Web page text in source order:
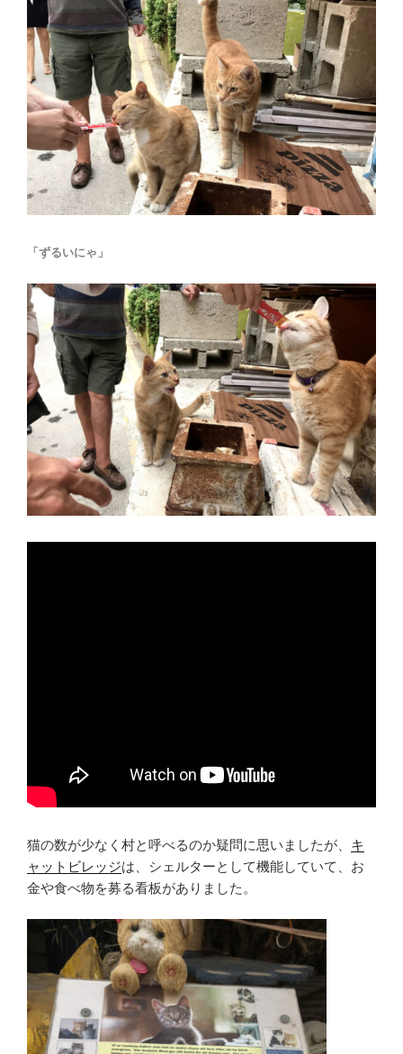
「ずるいにゃ」
猫の数が少なく村と呼べるのか疑問に思いましたが、 キ
ャットビレッジは、シェルターとして機能していて、お
金や食べ物を募る看板がありました。